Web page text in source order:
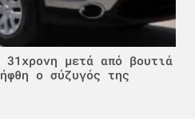
31χρονη μετά από βουτιά
ο σύζυγός της